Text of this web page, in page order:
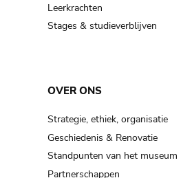
Leerkrachten
Stages & studieverblijven
OVER ONS
Strategie, ethiek, organisatie
Geschiedenis & Renovatie
Standpunten van het museum
Partnerschappen